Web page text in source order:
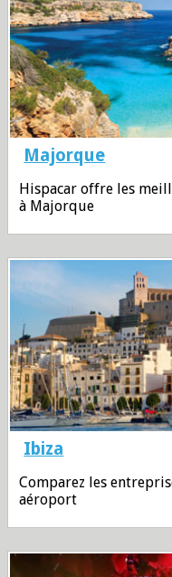
Majorque
Hispacar offre les
à Majorque
Ibiza
Comparez les
aéroport